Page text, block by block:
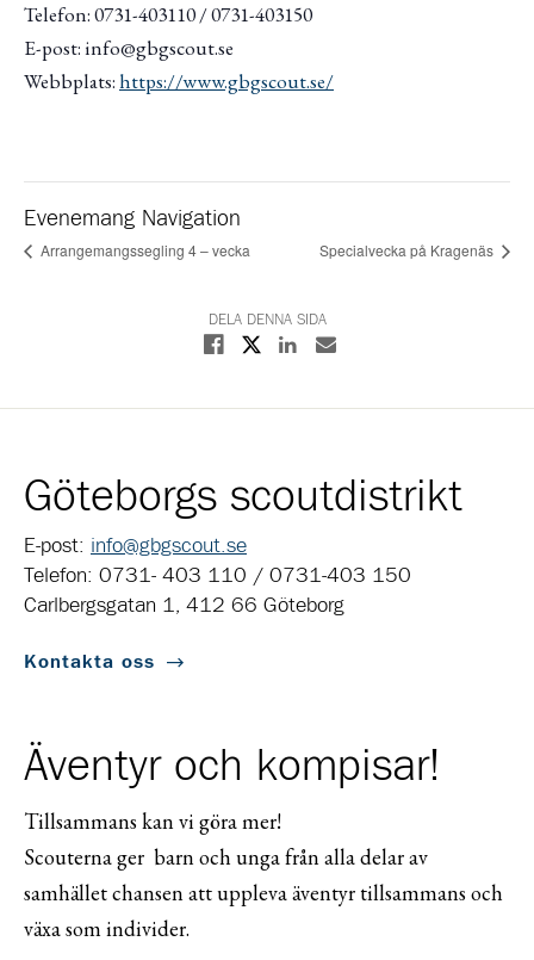
Telefon: 0731-403110 / 0731-403150
E-post: info@gbgscout.se
Webbplats:https://www.gbgscout.se/
Evenemang Navigation
Arrangemangssegling 4 – vecka Specialvecka på Kragenäs
DELA DENNA SIDA
Dela på Facebook
Dela på XDela på Linkedin
Dela med E-post
Göteborgs scoutdistrikt
E-post: info@gbgscout.se
Telefon: 0731- 403 110 / 0731-403 150
Carlbergsgatan 1, 412 66 Göteborg
Kontakta oss
Äventyr och kompisar!
Tillsammans kan vi göra mer!
Scouterna ger barn och unga från alla delar av
samhället chansen att uppleva äventyr tillsammans och
växa som individer.